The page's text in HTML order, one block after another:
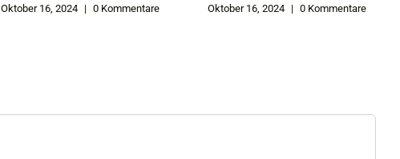
Oktober 16, 2024 | 0 Kommentare Oktober 16, 2024 | 0 Kommentare